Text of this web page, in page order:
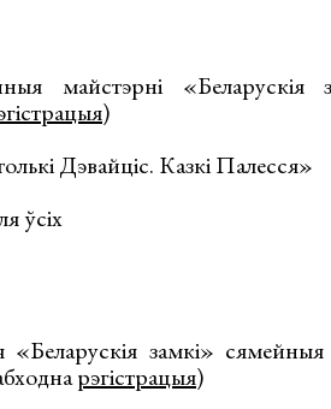
майстэрні «Беларускія
)
Дэвайціс. Казкі Палесся»
ўсіх
«Беларускія замкі»
рэгістрацыя)